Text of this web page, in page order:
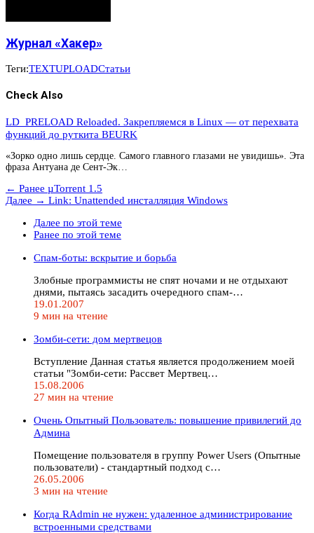
Журнал «Хакер»
Теги:TEXTUPLOADСтатьи
Check Also
LD_PRELOAD Reloaded. Закрепляемся в Linux — от перехвата
функций до руткита BEURK
«Зорко одно лишь сердце. Самого главного глазами не увидишь». Эта
фраза Антуана де Сент-Эк…
← Ранее µTorrent 1.5
Далее → Link: Unattended инсталляция Windows
Далее по этой теме
Ранее по этой теме
Спам-боты: вскрытие и борьба
Злобные программисты не спят ночами и не отдыхают
днями, пытаясь засадить очередного спам-…
19.01.2007
9 мин на чтение
Зомби-сети: дом мертвецов
Вступление Данная статья является продолжением моей
статьи "Зомби-сети: Рассвет Мертвец…
15.08.2006
27 мин на чтение
Очень Опытный Пользователь: повышение привилегий до
Админа
Помещение пользователя в группу Power Users (Опытные
пользователи) - стандартный подход с…
26.05.2006
3 мин на чтение
Когда RAdmin не нужен: удаленное администрирование
встроенными средствами